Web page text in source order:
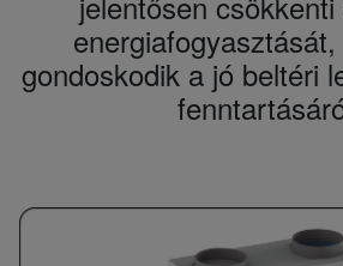
gondoskodik a jó beltéri